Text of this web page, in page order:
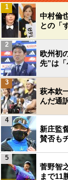
中村倫
との「
1
欧州初
先”は
2
萩本欽
んだ通
3
新庄監
賛否も
4
菅野智
まで11
5